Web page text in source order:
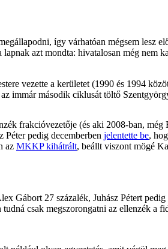
így várhatóan mégsem lesz
azt mondta: hivatalosan még nem
vezette a kerületet (1990 és 1994
immár második ciklusát töltő
frakcióvezetője (és aki 2008-ban, még
Péter pedig decemberben jelentette be,
az MKKP kihátrált, beállt viszont mögé
Gábort 27 százalék, Juhász Pétert
csak megszorongatni az ellenzék a